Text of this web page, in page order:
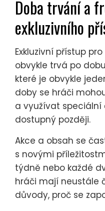
Doba trvání a
exkluzivního
Exkluzivní přístup
obvykle trvá po
které je obvykle
doby se hráči
a využívat speciální
dostupný později.
Akce a obsah se
s novými
týdně nebo každé
hráči mají neustále
důvody, proč se